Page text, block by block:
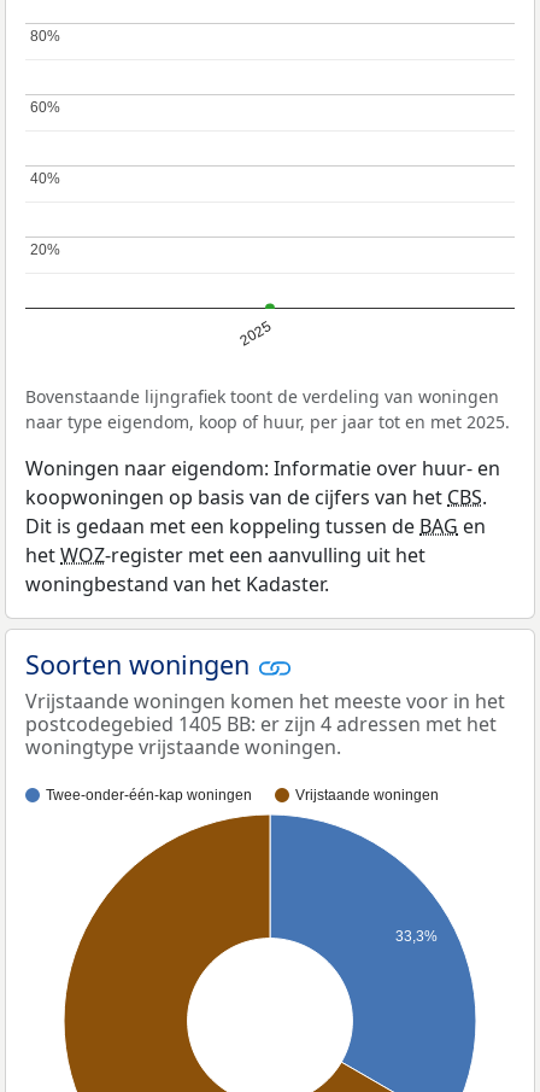
2025
20%
20%
40%
40%
60%
60%
80%
80%
Bovenstaande lijngrafiek toont de verdeling van woningen
naar type eigendom, koop of huur, per jaar tot en met 2025.
Woningen naar eigendom: Informatie over huur- en
koopwoningen op basis van de cijfers van het CBS.
Dit is gedaan met een koppeling tussen de BAG en
hetWOZ-register met een aanvulling uit het
woningbestand van het Kadaster.
Soorten woningen
Vrijstaande woningen komen het meeste voor in het
postcodegebied 1405 BB: er zijn 4 adressen met het
woningtype vrijstaande woningen.
Twee-onder-één-kap woningen Vrijstaande woningen
33,3%